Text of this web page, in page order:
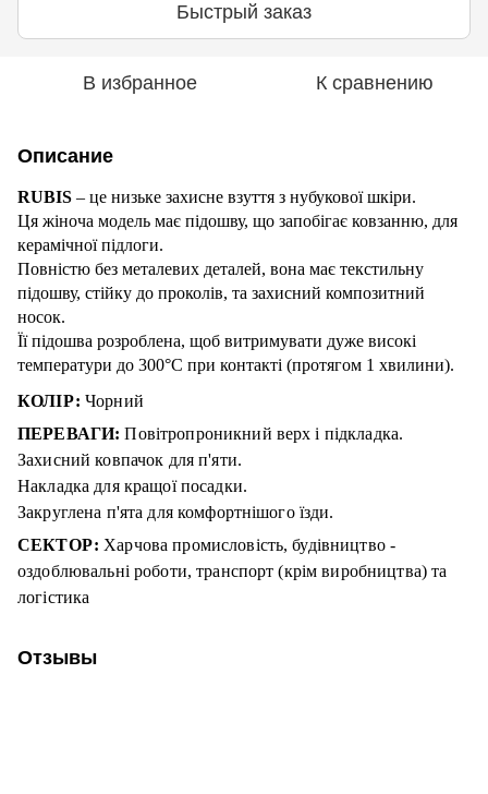
Быстрый заказ
В избранное К сравнению
Описание
RUBIS – це низьке захисне взуття з нубукової шкіри.
Ця жіноча модель має підошву, що запобігає ковзанню, для
керамічної підлоги.
Повністю без металевих деталей, вона має текстильну
підошву, стійку до проколів, та захисний композитний
носок.
Її підошва розроблена, щоб витримувати дуже високі
температури до 300°C при контакті (протягом 1 хвилини).
КОЛІР: Чорний
ПЕРЕВАГИ: ​​ Повітропроникний верх і підкладка.
Захисний ковпачок для п'яти.
Накладка для кращої посадки.
Закруглена п'ята для комфортнішого їзди.
СЕКТОР: Харчова промисловість, будівництво -
оздоблювальні роботи, транспорт (крім виробництва) та
логістика
Отзывы